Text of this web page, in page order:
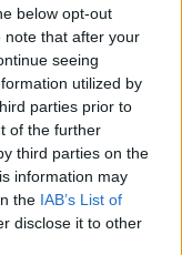
below opt-out
note that after your
seeing
utilized by
parties prior to
of the further
third parties on the
information may
the IAB’s List of
disclose it to other
мачи:
СЕ СУДИ
НА
НА